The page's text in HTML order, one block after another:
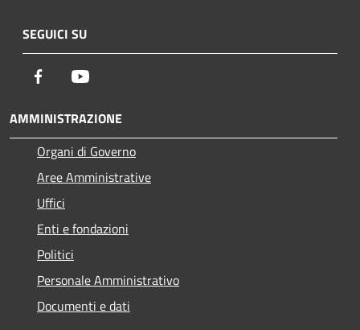
SEGUICI SU
Facebook
AMMINISTRAZIONE
Organi di Governo
Aree Amministrative
Uffici
Enti e fondazioni
Politici
Personale Amministrativo
Documenti e dati